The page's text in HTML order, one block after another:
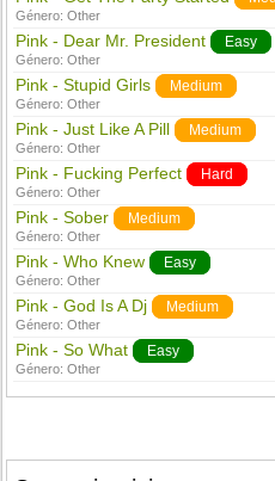
Género:Other
Pink - Dear Mr. President Easy
Género:Other
Pink - Stupid Girls Medium
Género:Other
Pink - Just Like A Pill Medium
Género:Other
Pink - Fucking Perfect Hard
Género:Other
Pink - Sober Medium
Género:Other
Pink - Who Knew Easy
Género:Other
Pink - God Is A Dj Medium
Género:Other
Pink - So What Easy
Género:Other